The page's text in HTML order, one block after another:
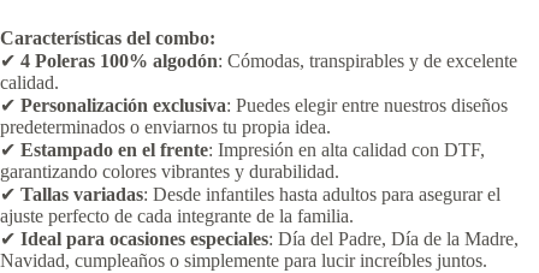
Características del combo:
✔ 4 Poleras 100% algodón: Cómodas, transpirables y de excelente
calidad.
✔ Personalización exclusiva: Puedes elegir entre nuestros diseños
predeterminados o enviarnos tu propia idea.
✔ Estampado en el frente: Impresión en alta calidad con DTF,
garantizando colores vibrantes y durabilidad.
✔ Tallas variadas: Desde infantiles hasta adultos para asegurar el
ajuste perfecto de cada integrante de la familia.
✔ Ideal para ocasiones especiales: Día del Padre, Día de la Madre,
Navidad, cumpleaños o simplemente para lucir increíbles juntos.